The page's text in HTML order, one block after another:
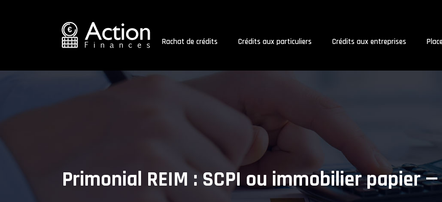
Rachat de crédits Crédits aux particuliers Crédits aux entreprises
Primonial REIM : SCPI ou immobilier papier